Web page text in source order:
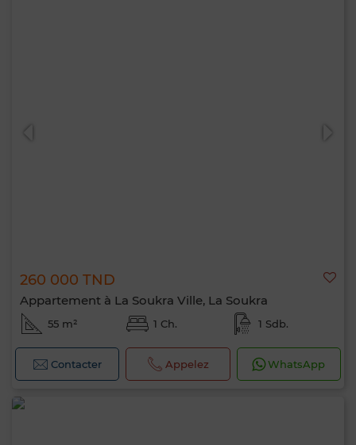
260 000 TND
Appartement à La Soukra Ville, La Soukra
55 m² 1 Ch. 1 Sdb.
Contacter Appelez WhatsApp